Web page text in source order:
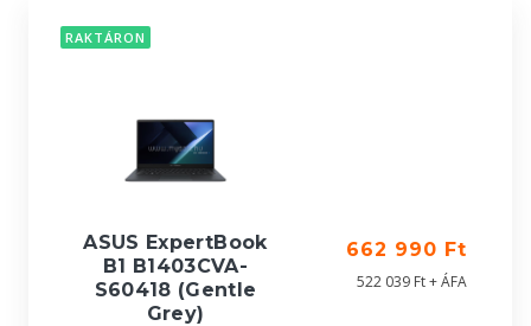
RAKTÁRON
ASUS ExpertBook
B1 B1403CVA-
S60418 (Gentle
Grey)
662 990 Ft
522 039 Ft + ÁFA